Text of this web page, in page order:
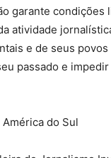
garante condições
atividade
e de seus
passado e
do Sul